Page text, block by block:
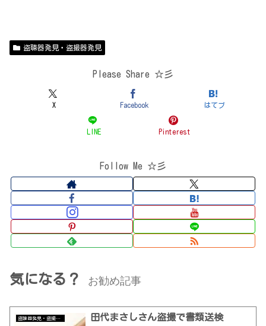
盗聴器発見・盗撮器発見
Please Share ☆彡
X Facebook はてブ
LINE Pinterest
Follow Me ☆彡
気になる？ お勧め記事
盗聴器発見・盗撮器発見 田代まさしさん盗撮で書類送検